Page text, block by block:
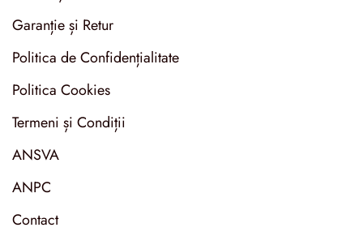
Garanție și Retur
Politica de Confidențialitate
Politica Cookies
Termeni și Condiții
ANSVA
ANPC
Contact